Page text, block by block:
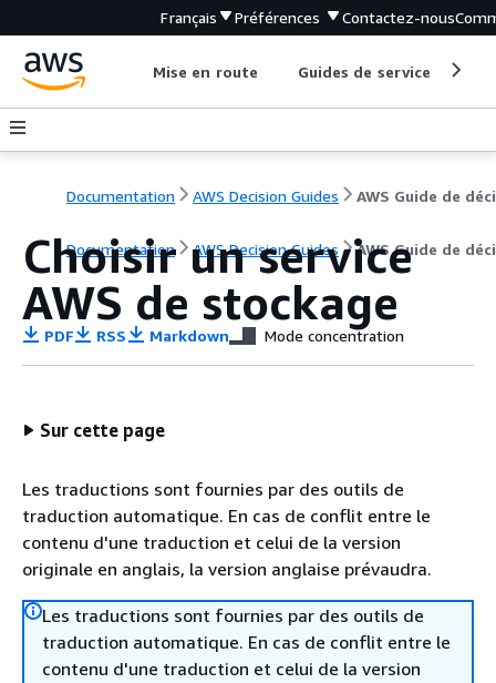
Français Préférences Contactez-nous
Mise en route Guides de service
Documentation AWS Decision Guides
Documentation AWS Decision Guides AWS Guide de
Choisir un service
AWS de stockage
PDF RSS Markdown Mode concentration
Sur cette page
Les traductions sont fournies par des outils de
traduction automatique. En cas de conflit entre le
contenu d'une traduction et celui de la version
originale en anglais, la version anglaise prévaudra.
Les traductions sont fournies par des outils de
traduction automatique. En cas de conflit entre le
contenu d'une traduction et celui de la version